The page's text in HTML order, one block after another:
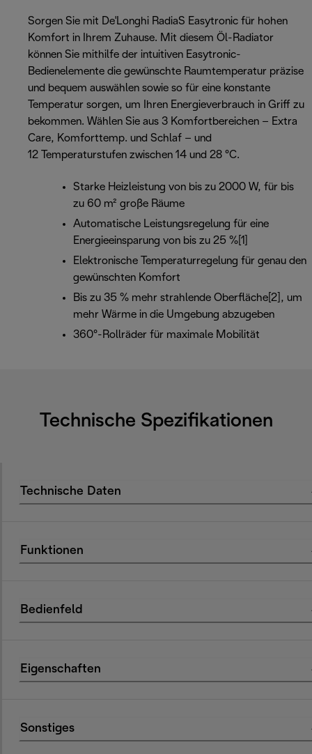
Sorgen Sie mit De'Longhi RadiaS Easytronic für hohen
Komfort in Ihrem Zuhause. Mit diesem Öl-Radiator
können Sie mithilfe der intuitiven Easytronic-
Bedienelemente die gewünschte Raumtemperatur präzise
und bequem auswählen sowie so für eine konstante
Temperatur sorgen, um Ihren Energieverbrauch in Griff zu
bekommen. Wählen Sie aus 3 Komfortbereichen – Extra
Care, Komforttemp. und Schlaf – und
12 Temperaturstufen zwischen 14 und 28 °C.
Starke Heizleistung von bis zu 2000 W, für bis
zu 60 m² große Räume
Automatische Leistungsregelung für eine
Energieeinsparung von bis zu 25 %[1]
Elektronische Temperaturregelung für genau den
gewünschten Komfort
Bis zu 35 % mehr strahlende Oberfläche[2], um
mehr Wärme in die Umgebung abzugeben
360°-Rollräder für maximale Mobilität
Technische Spezifikationen
Technische Daten
Funktionen
Bedienfeld
Eigenschaften
Sonstiges